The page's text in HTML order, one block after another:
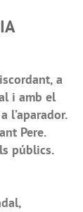
a
i amb el
l’aparador.
Pere.
públics.